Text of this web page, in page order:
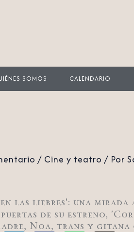
SOMOS CALENDARIO
/ Cine y teatro / Por
las liebres': una mirada
de su estreno,
Noa, trans y